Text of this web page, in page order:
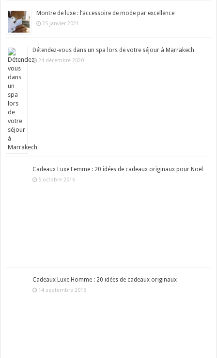
Montre de luxe : l’accessoire de mode par excellence
25 janvier 2021
Détendez-vous dans un spa lors de votre séjour à Marrakech
24 décembre 2020
Cadeaux Luxe Femme : 20 idées de cadeaux originaux pour Noël
5 octobre 2016
Cadeaux Luxe Homme : 20 idées de cadeaux originaux
14 septembre 2016